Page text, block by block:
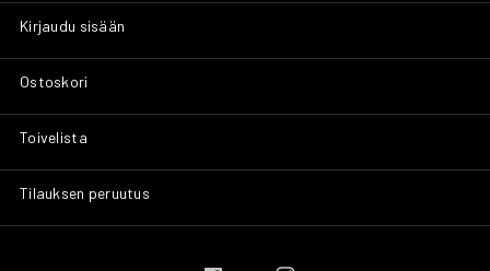
Kirjaudu sisään
Ostoskori
Toivelista
Tilauksen peruutus